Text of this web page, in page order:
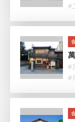
#
#
#